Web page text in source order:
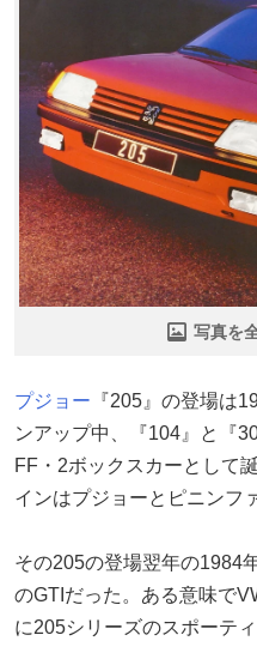
写真を
プジョー 『205』の登場は
ンアップ中、『104』と『
FF・2ボックスカーとして
インはプジョーとピニンフ
その205の登場翌年の1984
のGTIだった。ある意味で
に205シリーズのスポーテ